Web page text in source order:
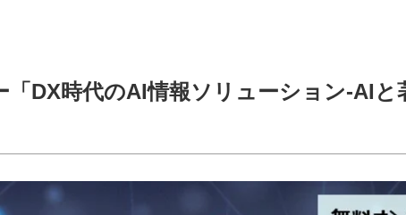
DX時代のAI情報ソリューション-AIと